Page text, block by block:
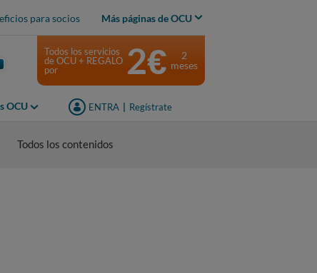
para socios Más páginas de OCU
OCU ENTRA Regístrate
Todos los servicios
de OCU + REGALO
por
2€
2
meses
Todos los contenidos